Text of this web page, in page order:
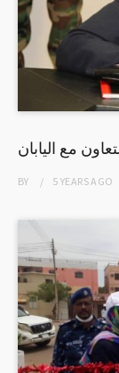
مع اليابان
BY 5 YEARSAGO